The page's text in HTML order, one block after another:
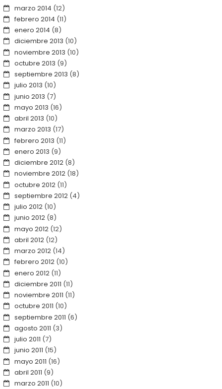
marzo 2014 (12)
febrero 2014 (11)
enero 2014 (8)
diciembre 2013 (10)
noviembre 2013 (10)
octubre 2013 (9)
septiembre 2013 (8)
julio 2013 (10)
junio 2013 (7)
mayo 2013 (16)
abril 2013 (10)
marzo 2013 (17)
febrero 2013 (11)
enero 2013 (9)
diciembre 2012(8)
noviembre 2012(18)
octubre 2012(11)
septiembre 2012(4)
julio 2012(10)
junio 2012(8)
mayo 2012(12)
abril 2012(12)
marzo 2012(14)
febrero 2012(10)
enero 2012(11)
diciembre 2011 (11)
noviembre 2011 (11)
octubre 2011 (10)
septiembre 2011 (6)
agosto 2011 (3)
julio 2011 (7)
junio 2011 (15)
mayo 2011 (16)
abril 2011 (9)
marzo 2011 (10)